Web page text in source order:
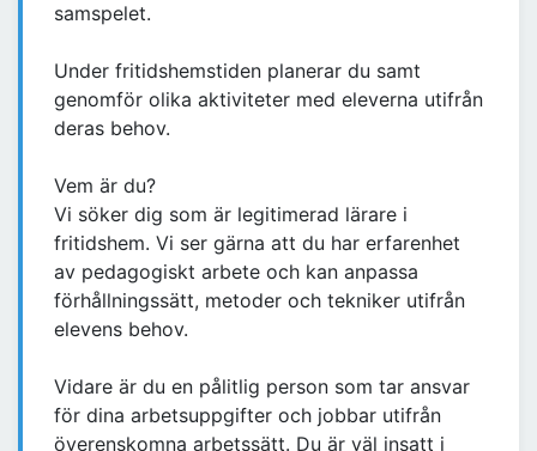
samspelet.
Under fritidshemstiden planerar du samt
genomför olika aktiviteter med eleverna utifrån
deras behov.
Vem är du?
Vi söker dig som är legitimerad lärare i
fritidshem. Vi ser gärna att du har erfarenhet
av pedagogiskt arbete och kan anpassa
förhållningssätt, metoder och tekniker utifrån
elevens behov.
Vidare är du en pålitlig person som tar ansvar
för dina arbetsuppgifter och jobbar utifrån
överenskomna arbetssätt. Du är väl insatt i